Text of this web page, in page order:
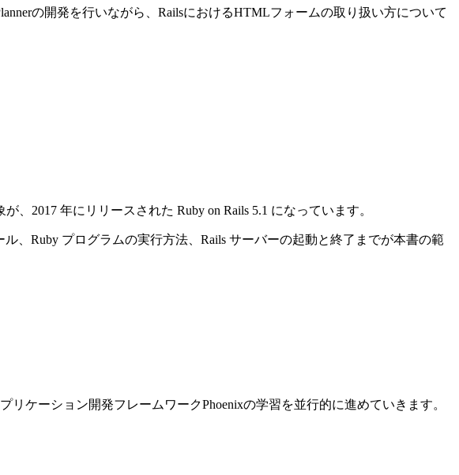
の開発を行いながら、RailsにおけるHTMLフォームの取り扱い方について
、2017 年にリリースされた Ruby on Rails 5.1 になっています。
、Ruby プログラムの実行方法、Rails サーバーの起動と終了までが本書の範
ケーション開発フレームワークPhoenixの学習を並行的に進めていきます。